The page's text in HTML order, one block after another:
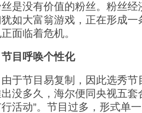
是没有价值的粉丝。粉丝
如大富翁游戏，正在形成
面临着危机。
目呼唤个性化
节目易复制，因此选秀节
没多久，海尔便同央视五套
活动”。节目过多，形式单